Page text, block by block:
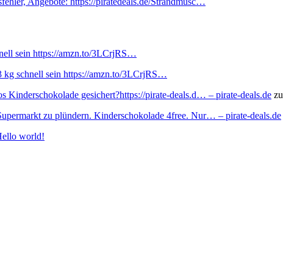
sein https://amzn.to/3LCrjRS…
kg schnell sein https://amzn.to/3LCrjRS…
Kinderschokolade gesichert?https://pirate-deals.d… – pirate-deals.de zu
zu plündern. Kinderschokolade 4free. Nur… – pirate-deals.de
world!